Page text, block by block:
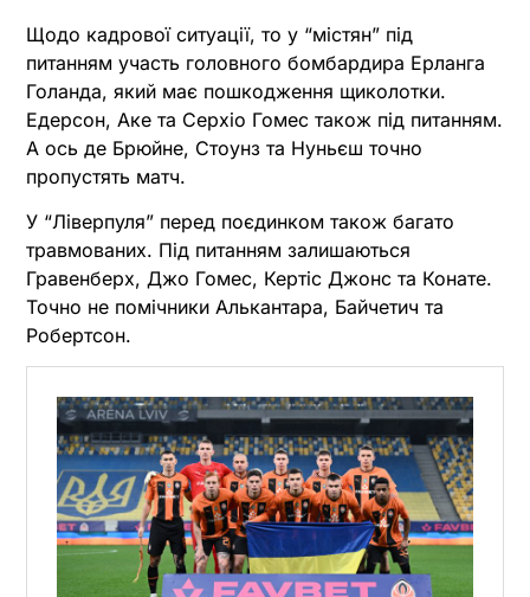
Щодо кадрової ситуації, то у “містян” під
питанням участь головного бомбардира Ерланга
Голанда, який має пошкодження щиколотки.
Едерсон, Аке та Серхіо Гомес також під питанням.
А ось де Брюйне, Стоунз та Нуньєш точно
пропустять матч.
У “Ліверпуля” перед поєдинком також багато
травмованих. Під питанням залишаються
Гравенберх, Джо Гомес, Кертіс Джонс та Конате.
Точно не помічники Алькантара, Байчетич та
Робертсон.